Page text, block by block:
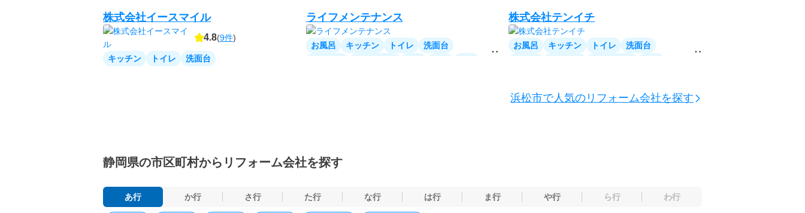
株式会社イースマイル
4.8(9件)
キッチン トイレ 洗面台
ライフメンテナンス
お風呂 キッチン トイレ
洗面台
株式会社テンイチ
お風呂 キッチン トイレ
洗面台
窓・サッシ
外壁
屋根
浜松市で人気のリフォーム会社を探す
静岡県の市区町村からリフォーム会社を探す
あ行 か行 さ行 た行 な行 は行 ま行 や行 ら行 わ行